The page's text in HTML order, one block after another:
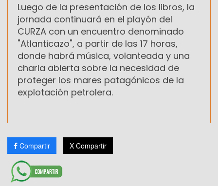
Luego de la presentación de los libros, la
jornada continuará en el playón del
CURZA con un encuentro denominado
"Atlanticazo", a partir de las 17 horas,
donde habrá música, volanteada y una
charla abierta sobre la necesidad de
proteger los mares patagónicos de la
explotación petrolera.
Compartir X Compartir